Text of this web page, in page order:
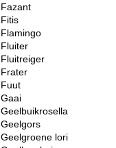
Fazant
Fitis
Flamingo
Fluiter
Fluitreiger
Frater
Fuut
Gaai
Geelbuikrosella
Geelgors
Geelgroene lori